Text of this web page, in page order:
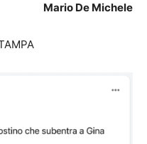
Mario De Michele